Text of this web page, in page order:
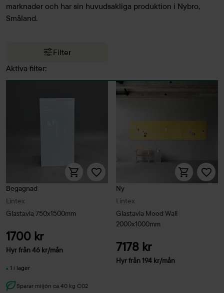
marknader och har sin huvudsakliga produktion i Nybro,
Småland.
Filter
Aktiva filter:
Lintex
Begagnad
Glastavla 750x1500mm
1700 kr
Hyr från46 kr/mån
1 i lager
Sparar miljön ca 40 kg C02
Lintex
Ny
Glastavla Mood Wall
2000x1000mm
7178 kr
Hyr från194 kr/mån